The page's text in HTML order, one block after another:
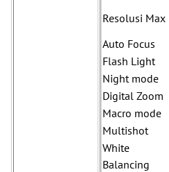
Resolusi Max
Auto Focus
Flash Light
Night mode
Digital Zoom
Macro mode
Multishot
White
Balancing